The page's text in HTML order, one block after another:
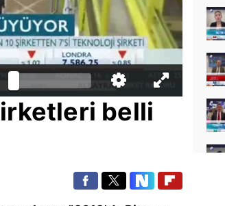
belli